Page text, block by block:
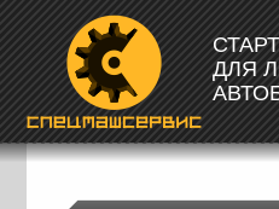
ДЛЯ